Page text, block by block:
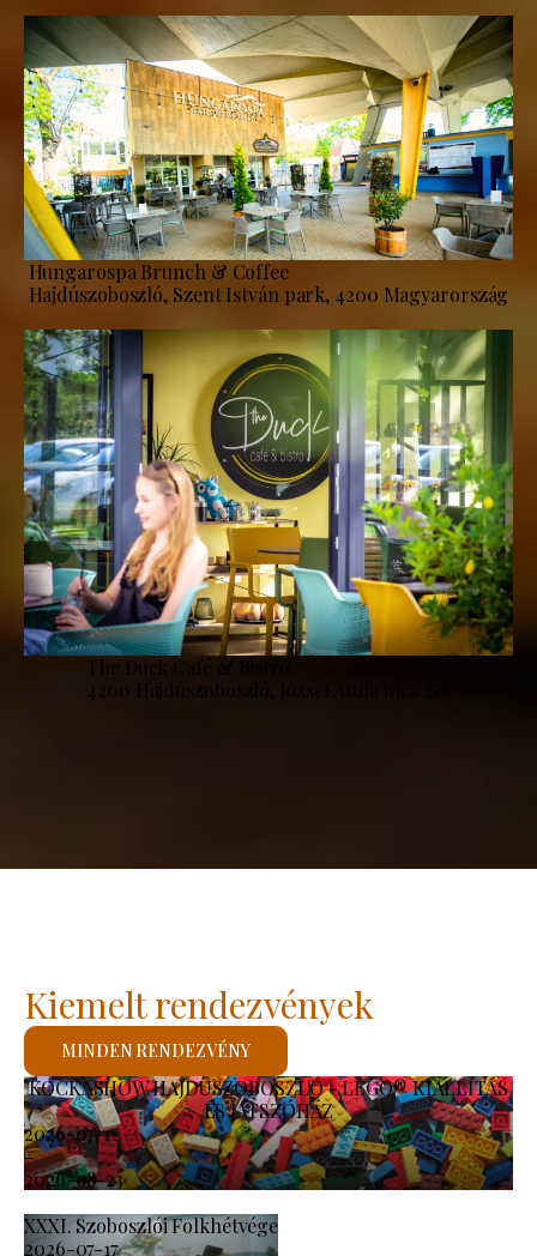
Hungarospa Brunch & Coffee
Hajdúszoboszló, Szent István park, 4200 Magyarország
The Duck Café & Bistro
4200 Hajdúszoboszló, József Attila utca 20.
KOCKASHOW HAJDÚSZOBOSZLÓ - LEGO® KIÁLLÍTÁS
ÉS JÁTSZÓHÁZ
2026-07-11
-
2026-08-23
XXXI. Szoboszlói Folkhétvége
2026-07-17
Kiemelt rendezvények
MINDEN RENDEZVÉNY